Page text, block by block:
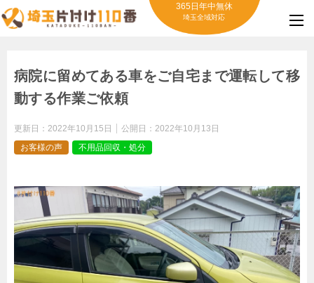
365日年中無休
埼玉全域対応
病院に留めてある車をご自宅まで運転して移
動する作業ご依頼
更新日： 2022年10月15日 公開日： 2022年10月13日
お客様の声
不用品回収・処分